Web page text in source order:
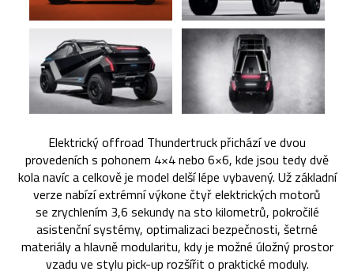
Elektrický offroad Thundertruck přichází ve dvou
provedeních s pohonem 4×4 nebo 6×6, kde jsou tedy dvě
kola navíc a celkově je model delší lépe vybavený. Už základní
verze nabízí extrémní výkone čtyř elektrických motorů
se zrychlením 3,6 sekundy na sto kilometrů, pokročilé
asistenční systémy, optimalizaci bezpečnosti, šetrné
materiály a hlavně modularitu, kdy je možné úložný prostor
vzadu ve stylu pick-up rozšířit o praktické moduly.